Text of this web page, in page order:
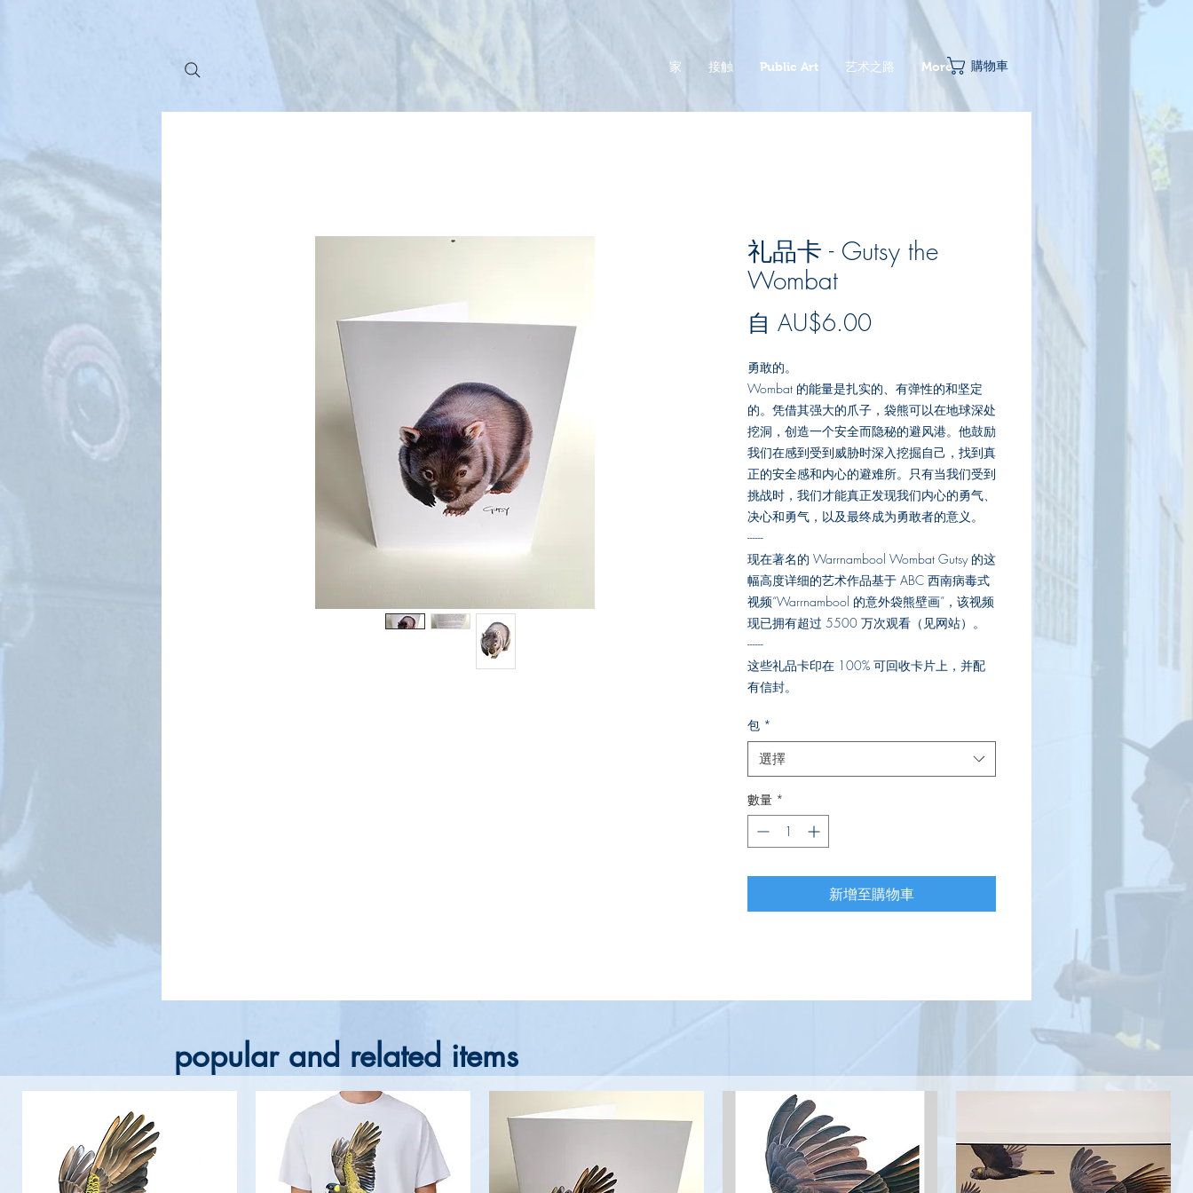
家 接触 Public Art 艺术之路 More 購物車
礼品卡 - Gutsy the
Wombat
自 AU$6.00促
價
格
勇敢的。
Wombat 的能量是扎实的、有弹性的和坚定
的。凭借其强大的爪子，袋熊可以在地球深处
挖洞，创造一个安全而隐秘的避风港。他鼓励
我们在感到受到威胁时深入挖掘自己，找到真
正的安全感和内心的避难所。只有当我们受到
挑战时，我们才能真正发现我们内心的勇气、
决心和勇气，以及最终成为勇敢者的意义。
------
现在著名的 Warrnambool Wombat Gutsy 的这
幅高度详细的艺术作品基于 ABC 西南病毒式
视频“Warrnambool 的意外袋熊壁画”，该视频
现已拥有超过 5500 万次观看（见网站）。
------
这些礼品卡印在 100% 可回收卡片上，并配
有信封。
包 *
選擇
數量 *
新增至購物車
popular and related items